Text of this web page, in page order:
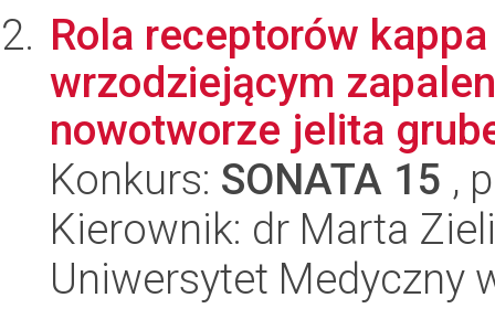
Rola receptorów
wrzodziejącym
nowotworze jelita
Konkurs: SONATA 15 ,
Kierownik: dr Marta
Uniwersytet Medyczny